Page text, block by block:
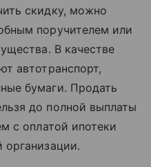
скидку, можно
поручителем или
В качестве
автотранспорт,
бумаги. Продать
до полной выплаты
с оплатой ипотеки
организации.